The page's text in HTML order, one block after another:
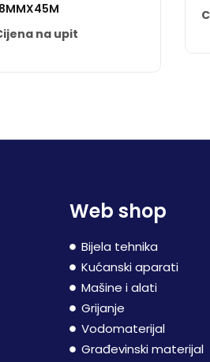
na upit
Web shop
Bijela tehnika
Kućanski aparati
Mašine i alati
Grijanje
Vodomaterijal
Građevinski materijal